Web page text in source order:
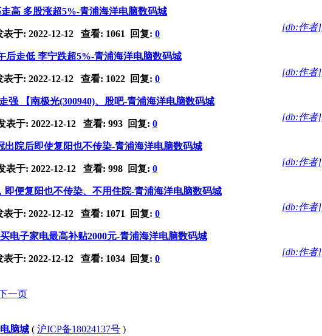
高 多股涨超5%-青浦海洋电脑数码城
表于: 2022-12-12 查看: 1061 回复: 0
[db:作者]
后走低 李宁跌超5%-青浦海洋电脑数码城
表于: 2022-12-12 查看: 1022 回复: 0
[db:作者]
强 【南极光(300940)、股吧-青浦海洋电脑数码城
表于: 2022-12-12 查看: 993 回复: 0
[db:作者]
出院后即使复阳也不传染-青浦海洋电脑数码城
表于: 2022-12-12 查看: 998 回复: 0
[db:作者]
即便复阳也不传染、不用住院-青浦海洋电脑数码城
表于: 2022-12-12 查看: 1071 回复: 0
[db:作者]
电子家电最高补贴2000元-青浦海洋电脑数码城
表于: 2022-12-12 查看: 1034 回复: 0
[db:作者]
一页
脑城 ( 沪ICP备18024137号 )